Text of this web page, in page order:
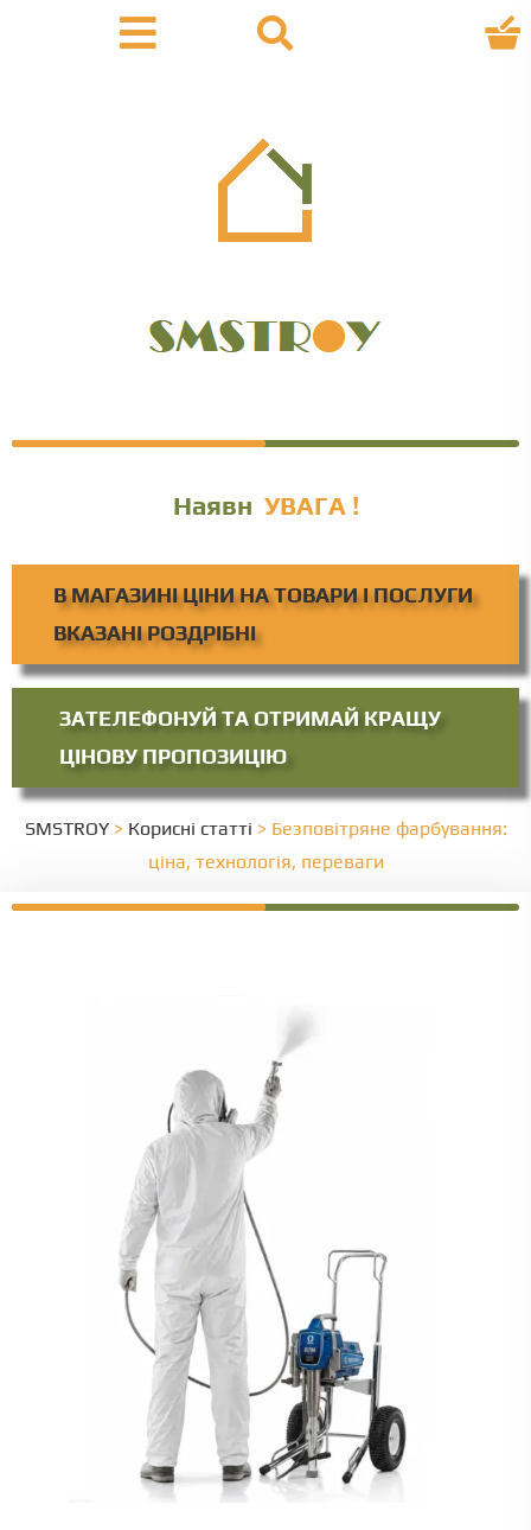
Наявність у УВАГА !
В МАГАЗИНІ ЦІНИ НА ТОВАРИ І ПОСЛУГИ
ВКАЗАНІ РОЗДРІБНІ
ЗАТЕЛЕФОНУЙ ТА ОТРИМАЙ КРАЩУ
ЦІНОВУ ПРОПОЗИЦІЮ
SMSTROY> Корисні статті > Безповітряне фарбування:
ціна, технологія, переваги